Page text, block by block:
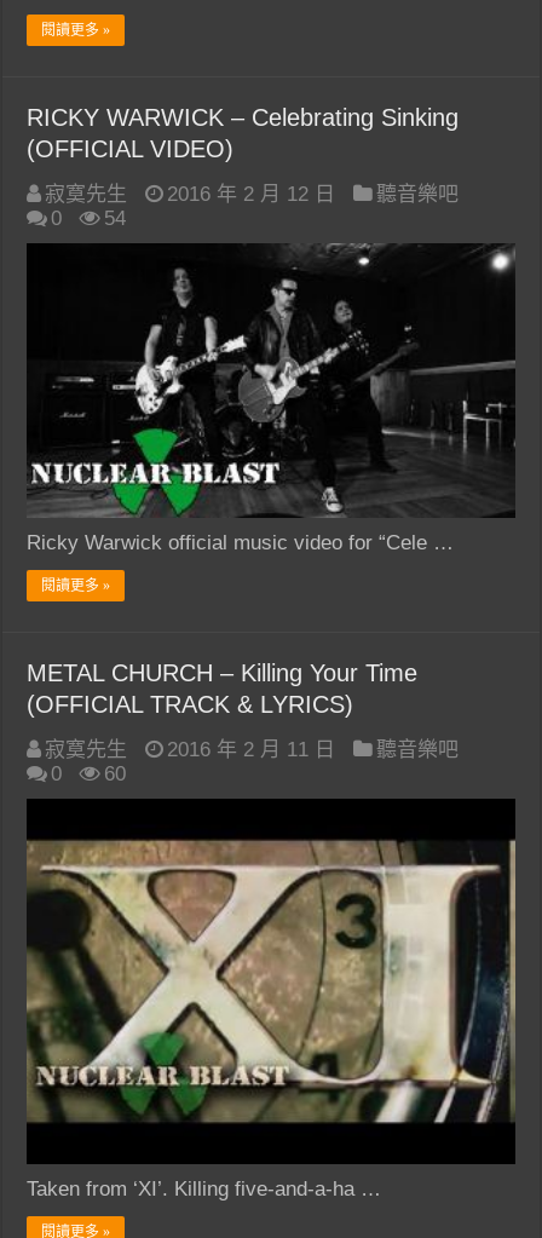
閱讀更多 »
RICKY WARWICK – Celebrating Sinking
(OFFICIAL VIDEO)
寂寞先生 2016 年 2 月 12 日
聽音樂吧
0
54
Ricky Warwick official music video for “Cele …
閱讀更多 »
METAL CHURCH – Killing Your Time
(OFFICIAL TRACK & LYRICS)
寂寞先生 2016 年 2 月 11 日
聽音樂吧
0
60
Taken from ‘XI’. Killing five-and-a-ha …
閱讀更多 »